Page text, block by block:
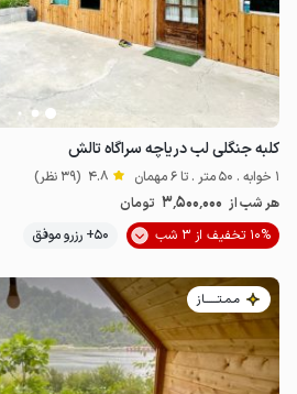
کلبه جنگلی لب دریاچه سراگاه تالش
1 خوابه . 50 متر . تا 6 مهمان 4.8 (39 نظر)
هر شب از 3٬500٬000 تومان
10% تخفیف از 3 شب
50+ رزرو موفق
مـمـتــــــاز